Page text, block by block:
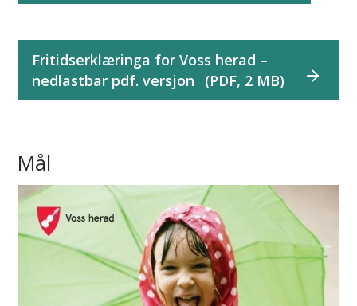
Fritidserklæringa for Voss herad –
nedlastbar pdf. versjon
(PDF, 2 MB)
Mål